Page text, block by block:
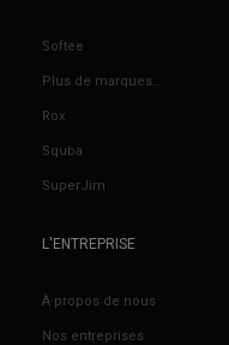
Softee
Plus de marques…
Rox
Squba
SuperJim
L'ENTREPRISE
À propos de nous
Nos entreprises